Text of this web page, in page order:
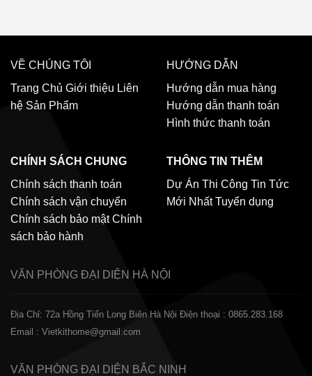
VỀ CHÚNG TÔI
Trang Chủ Giới thiệu Liên
hệ Sản Phẩm
HƯỚNG DẪN
Hướng dẫn mua hàng
Hướng dẫn thanh toán
Hình thức thanh toán
CHÍNH SÁCH CHUNG
Chính sách thanh toán
Chính sách vận chuyển
Chính sách bảo mật Chính
sách bảo hành
THÔNG TIN THÊM
Dự Án Thi Công Tin Tức
Mới Nhất Tuyển dụng
VĂN PHÒNG ĐẠI DIỆN HÀ NỘI
Địa Chỉ: 72a Hồng Tiến Long Biên Hà Nội Điện thoại : 0865.283.168
Email : Vietkithome@gmail.com
VĂN PHÒNG ĐẠI DIỆN BẮC NINH